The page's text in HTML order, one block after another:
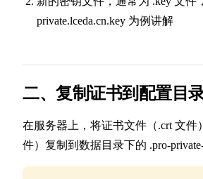
private.lceda.cn.key 为例讲解
二、复制证书到配置目
在服务器上，将证书文件（.crt 文件
件）复制到数据目录下的 .pro-